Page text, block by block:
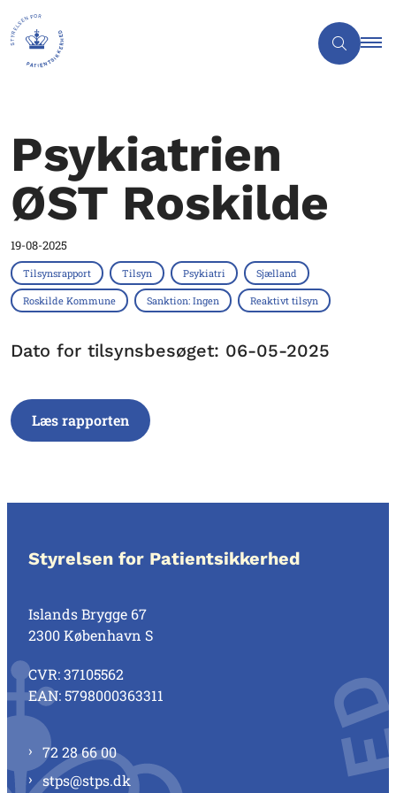
Psykiatrien
ØST Roskilde
19-08-2025
Tilsynsrapport Tilsyn Psykiatri Sjælland
Roskilde Kommune Sanktion: Ingen Reaktivt tilsyn
Dato for tilsynsbesøget: 06-05-2025
Læs rapporten
Styrelsen for Patientsikkerhed
Islands Brygge 67
2300 København S
CVR: 37105562
EAN: 5798000363311
72 28 66 00
stps@stps.dk